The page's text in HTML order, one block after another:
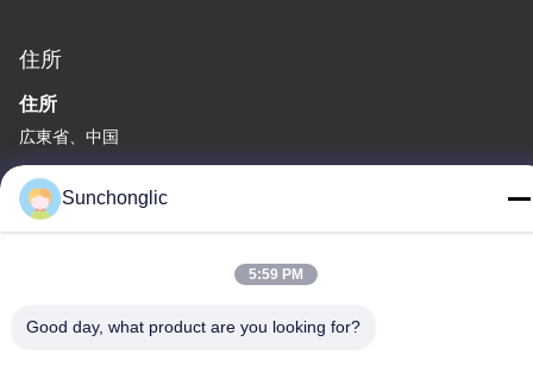
住所
住所
広東省、中国
Tel
86--13711271181
Sunchonglic
5:59 PM
Good day, what product are you looking for?